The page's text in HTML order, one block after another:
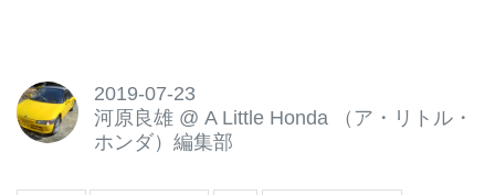
2019-07-23
河原良雄 @ A Little Honda （ア・リトル・
ホンダ）編集部